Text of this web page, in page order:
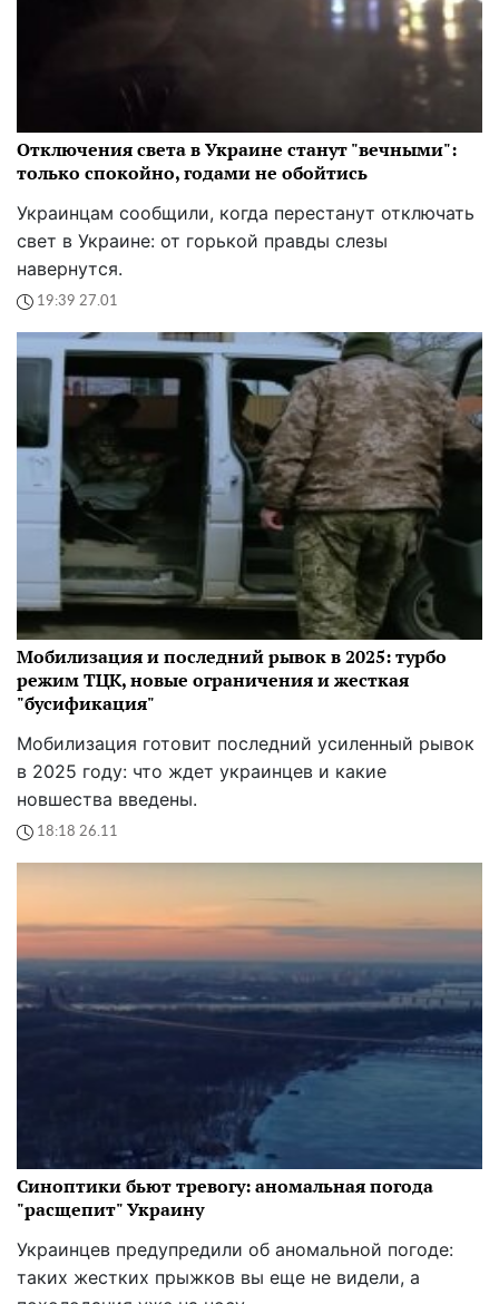
Отключения света в Украине станут "вечными":
только спокойно, годами не обойтись
Украинцам сообщили, когда перестанут отключать
свет в Украине: от горькой правды слезы
навернутся.
19:39 27.01
Мобилизация и последний рывок в 2025: турбо
режим ТЦК, новые ограничения и жесткая
"бусификация"
Мобилизация готовит последний усиленный рывок
в 2025 году: что ждет украинцев и какие
новшества введены.
18:18 26.11
Синоптики бьют тревогу: аномальная погода
"расщепит" Украину
Украинцев предупредили об аномальной погоде:
таких жестких прыжков вы еще не видели, а